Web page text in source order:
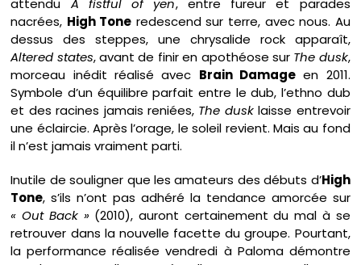
attendu A fistful of yen, entre fureur et parades
nacrées, High Tone redescend sur terre, avec nous. Au
dessus des steppes, une chrysalide rock apparaît,
Altered states, avant de finir en apothéose sur The dusk,
morceau inédit réalisé avec Brain Damageen 2011.
Symbole d’un équilibre parfait entre le dub, l’ethno dub
et des racines jamais reniées, The dusklaisse entrevoir
une éclaircie. Après l’orage, le soleil revient. Mais au fond
il n’est jamais vraiment parti.
Inutile de souligner que les amateurs des débuts d’High
Tone, s’ils n’ont pas adhéré la tendance amorcée sur
« Out Back »(2010), auront certainement du mal à se
retrouver dans la nouvelle facette du groupe. Pourtant,
la performance réalisée vendredi à Paloma démontre